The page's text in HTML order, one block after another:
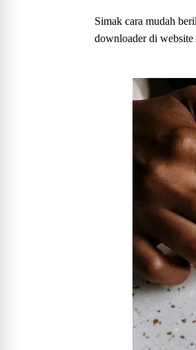
Simak cara mudah
downloader di